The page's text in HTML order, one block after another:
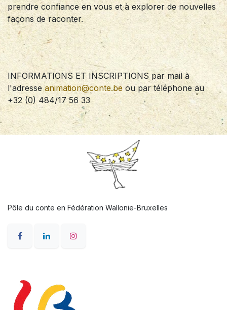
prendre confiance en vous et à explorer de nouvelles
façons de raconter.
INFORMATIONS ET INSCRIPTIONS par mail à
l'adresse animation@conte.beou par téléphone au
+32 (0) 484/17 56 33
Pôle du conte en Fédération Wallonie-Bruxelles